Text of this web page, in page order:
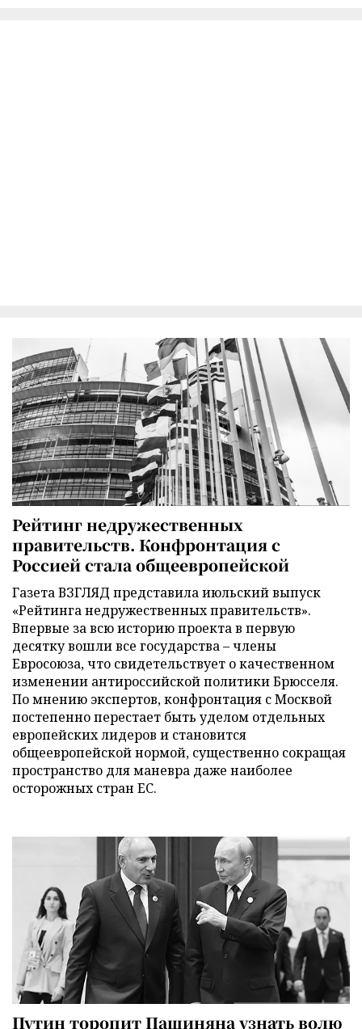
Рейтинг недружественных
правительств. Конфронтация с
Россией стала общеевропейской
Газета ВЗГЛЯД представила июльский выпуск
«Рейтинга недружественных правительств».
Впервые за всю историю проекта в первую
десятку вошли все государства – члены
Евросоюза, что свидетельствует о качественном
изменении антироссийской политики Брюсселя.
По мнению экспертов, конфронтация с Москвой
постепенно перестает быть уделом отдельных
европейских лидеров и становится
общеевропейской нормой, существенно сокращая
пространство для маневра даже наиболее
осторожных стран ЕС.
Путин торопит Пашиняна узнать волю